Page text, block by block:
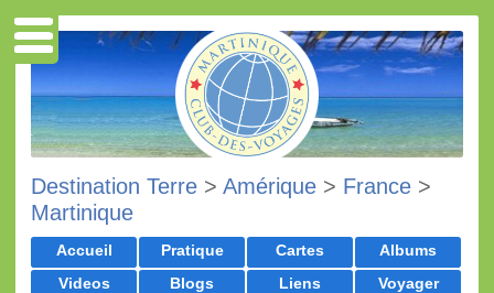
Destination Terre > Amérique > France >
Martinique
Accueil Pratique Cartes
Albums
Videos
Blogs Liens Voyager